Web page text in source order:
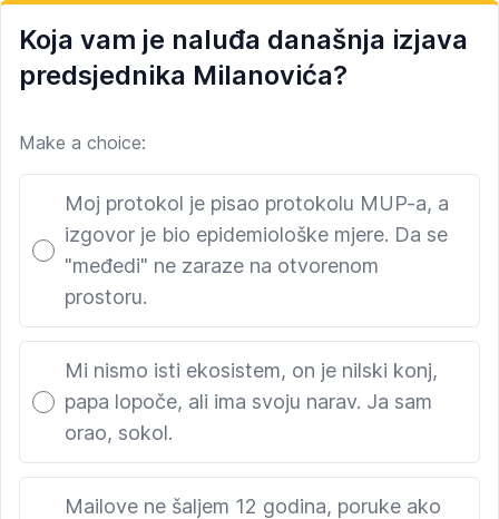
Koja vam je naluđa današnja izjava
predsjednika Milanovića?
Make a choice:
Poll options
Moj protokol je pisao protokolu MUP-a, a
izgovor je bio epidemiološke mjere. Da se
"međedi" ne zaraze na otvorenom
prostoru.
Mi nismo isti ekosistem, on je nilski konj,
papa lopoče, ali ima svoju narav. Ja sam
orao, sokol.
Mailove ne šaljem 12 godina, poruke ako